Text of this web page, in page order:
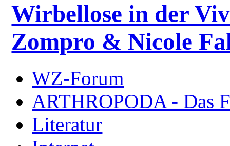
Wirbellose in der
Zompro & Nicole
WZ-Forum
ARTHROPODA - Das
Literatur